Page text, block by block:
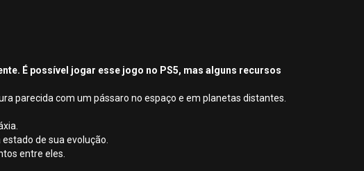
É possível jogar esse jogo no PS5, mas alguns recursos
parecida com um pássaro no espaço e em planetas distantes.
de sua evolução.
entre eles.